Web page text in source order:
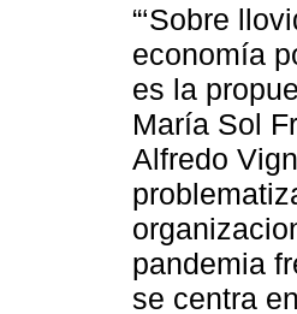
“‘Sobre
economía
es la
María Sol
Alfredo
pandemia
se centra